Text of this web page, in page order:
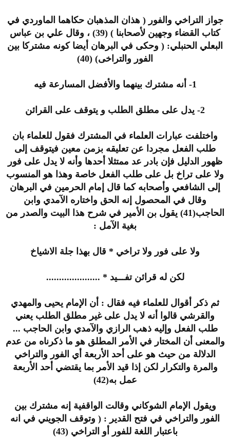
جواز التراخي والفور ( هذان المذهبان حكاهما الماوردي في
كتاب القضاء وجهين لأصحابنا ) (39) ، وقال علي بن عباس
البعلي الحنبلي: ( وحكى في البرهان أيضا كونه مشتركا بين
الفور والتراخى) (40)
1- أنه مشترك بينهما والأفضل المسارعة فيه
2- يدل على مطلق الطلب و يتوقف على القرائن
واختلفت عبارات العلماء في المشترك فقول للعلماء بان
طلب الفعل مجردا عن تعليقه بزمن معين فيتوقف إلى
ظهور الدليل فإن بادر عد ممتثلا أحدها وأنه لا يدل على فور
ولا على تراخ بل على طلب الفعل خاصة وهذا هو المنسوب
إلى الشافعي وأصحابه كما قال إمام الحرمين في البرهان
وقال في المحصول إنه الحق واختاره الآمدي وابن
الحاجب(41) يقول بن الأمير في شرح هذا البيت والصدر من
بغية الآمل :
ولا على فور ولا تراخي * قال بهذا جلة الاشياخ
لكن له قرائن تفـــيد * .....................
ثم ذكر أقوال للعلماء فيه فقال : أن الإمام يحيى والمهدي
والقرشي قالوا أنه لا يدل على غير مطلق الطلب يعني
طلب الفعل وإليه ذهب الرازي والآمدي وابن الحاجب ...
والمعنى أن المختار في الأمر المطلق هو ما ذكرناه من عدم
الدلالة من حيث هو على أحد الأربعة أي الفور والتراخي
والمرة والتكرار لكن إذا قيد الأمر بما يقتضي أحد الأربعة
عمل به(42)
ويقول الإمام الشوكاني وقالت الواقفية إنه مشترك بين
الفور والتراخي في فتح القدير : ( وتوقف الجويني في انه
باعتبار اللغة للفور أو التراخي (43)